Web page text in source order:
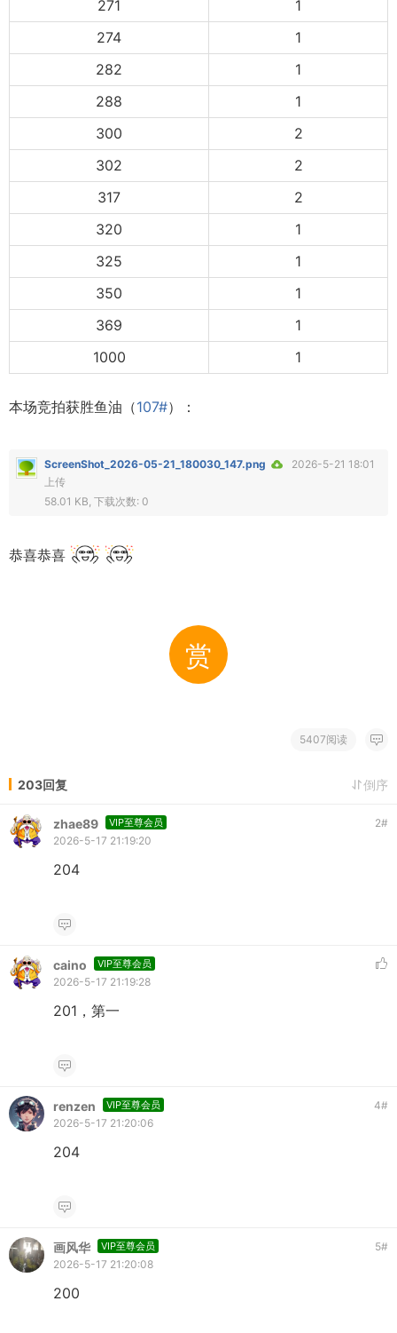
271
1
274
1
282
1
288
1
300
2
302
2
317
2
320
1
325
1
350
1
369
1
1000
1
本场竞拍获胜鱼油（107#）：
ScreenShot_2026-05-21_180030_147.png
2026-5-21 18:01
上传
58.01 KB, 下载次数: 0
恭喜恭喜
赏
5407阅读
203回复 倒序
zhae89 VIP至尊会员 2#
2026-5-17 21:19:20
204
caino VIP至尊会员
2026-5-17 21:19:28
201，第一
renzen VIP至尊会员 4#
2026-5-17 21:20:06
204
画风华 VIP至尊会员 5#
2026-5-17 21:20:08
200